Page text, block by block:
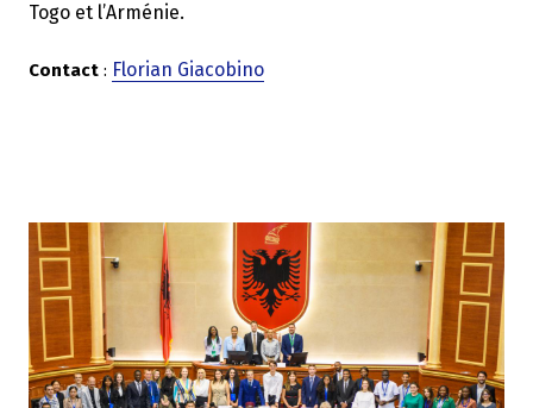
Togo et l’Arménie.
Contact : Florian Giacobino